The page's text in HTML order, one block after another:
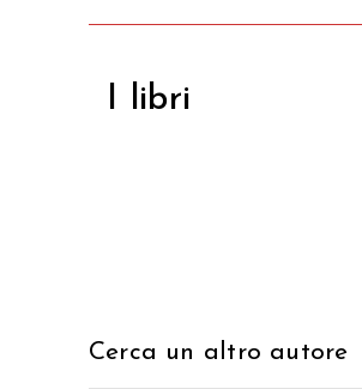
I libri
Cerca un altro autore